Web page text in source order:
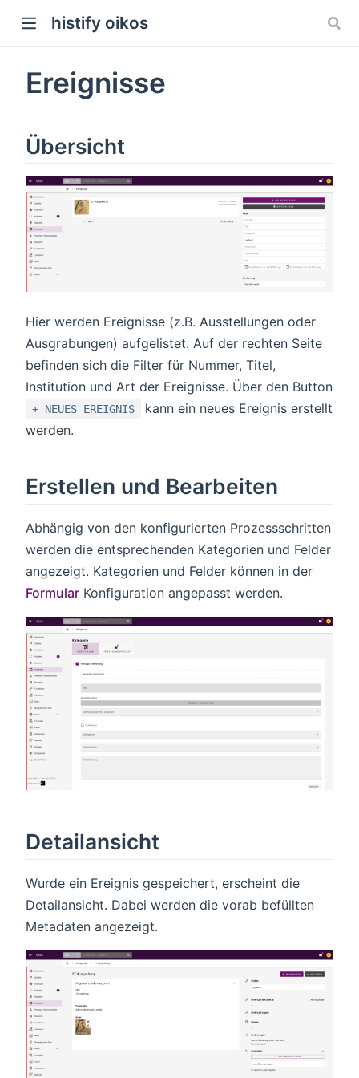
histify oikos
Ereignisse
Übersicht
Hier werden Ereignisse (z.B. Ausstellungen oder
Ausgrabungen) aufgelistet. Auf der rechten Seite
befinden sich die Filter für Nummer, Titel,
Institution und Art der Ereignisse. Über den Button
+ NEUES EREIGNIS
kann ein neues Ereignis erstellt
werden.
Erstellen und Bearbeiten
Abhängig von den konfigurierten Prozessschritten
werden die entsprechenden Kategorien und Felder
angezeigt. Kategorien und Felder können in der
Formular Konfiguration angepasst werden.
Detailansicht
Wurde ein Ereignis gespeichert, erscheint die
Detailansicht. Dabei werden die vorab befüllten
Metadaten angezeigt.